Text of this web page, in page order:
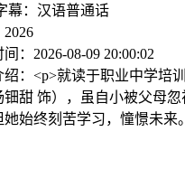
幕： 汉语普通话
2026
： 2026-08-09 20:00:02
： <p>就读于职业中学培
钿甜 饰），虽自小被父母
她始终刻苦学习，憧憬未来